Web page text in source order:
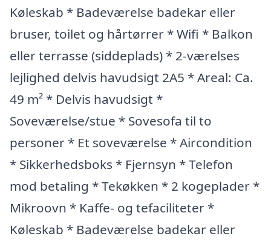
Køleskab * Badeværelse badekar eller
bruser, toilet og hårtørrer * Wifi * Balkon
eller terrasse (siddeplads) * 2-værelses
lejlighed delvis havudsigt 2A5 * Areal: Ca.
49 m² * Delvis havudsigt *
Soveværelse/stue * Sovesofa til to
personer * Et soveværelse * Aircondition
* Sikkerhedsboks * Fjernsyn * Telefon
mod betaling * Tekøkken * 2 kogeplader *
Mikroovn * Kaffe- og tefaciliteter *
Køleskab * Badeværelse badekar eller